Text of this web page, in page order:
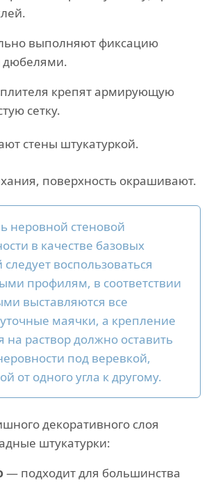
выполняют фиксацию
дюбелями.
крепят армирующую
сетку.
стены штукатуркой.
поверхность окрашивают.
неровной стеновой
в качестве базовых
воспользоваться
профилям, в соответствии
выставляются все
маячки, а крепление
на раствор должно оставить
под веревкой,
от одного угла к другому.
декоративного слоя
штукатурки:
— подходит для большинства